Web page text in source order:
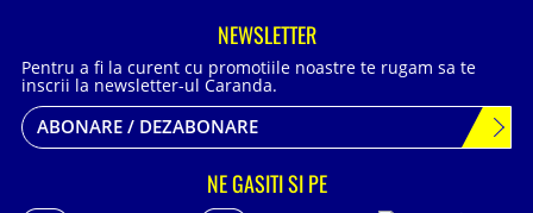
NEWSLETTER
Pentru a fi la curent cu promotiile noastre te rugam sa te
inscrii la newsletter-ul Caranda.
ABONARE / DEZABONARE
NE GASITI SI PE